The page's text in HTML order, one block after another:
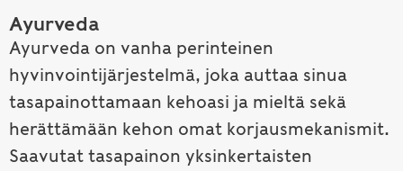
Ayurveda
Ayurveda on vanha perinteinen
hyvinvointijärjestelmä, joka auttaa sinua
tasapainottamaan kehoasi ja mieltä sekä
herättämään kehon omat korjausmekanismit.
Saavutat tasapainon yksinkertaisten